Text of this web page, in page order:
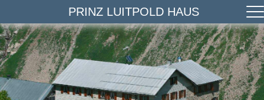
PRINZ LUITPOLD HAUS